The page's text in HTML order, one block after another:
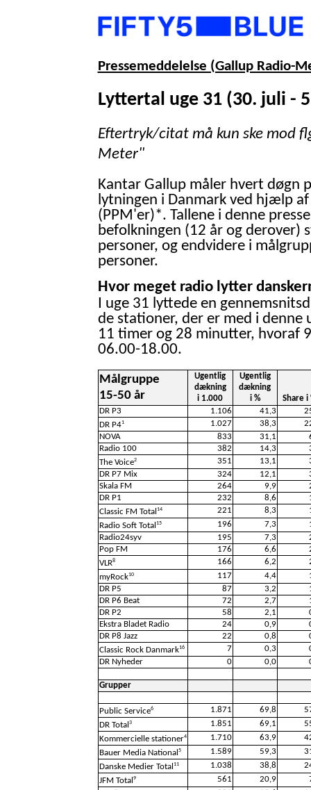
Pressemeddelelse (Gallup Radio-
Lyttertal uge 31 (30. juli -
Eftertryk/citat må kun ske mod
Meter"
Kantar Gallup måler hvert døgn
lytningen i Danmark ved hjælp
(PPM'er)*. Tallene i denne
befolkningen (12 år og derover)
personer, og endvidere i
personer.
Hvor meget radio lytter
I uge 31 lyttede en
de stationer, der er med i denne
11 timer og 28 minutter, hvoraf
06.00-18.00.
Målgruppe
15-50 år
Ugentlig
dækning
i 1.000
Ugentlig
dækning
i %
Share i
DR P3
1.106 41,3
DR P41 1.027 38,3
NOVA
833 31,1
Radio 100
382 14,3
The Voice2 351 13,1
DR P7 Mix
324 12,1
Skala FM
264 9,9
DR P1
232 8,6
Classic FM Total 14 221 8,3
Radio Soft Total 15 196 7,3
Radio24syv
195 7,3
Pop FM
176 6,6
VLR8 166 6,2
myRock10 117 4,4
DR P5
87 3,2
DR P6 Beat
72 2,7
DR P2
58 2,1
Ekstra Bladet Radio
24 0,9
DR P8 Jazz
22 0,8
Classic Rock Danmark16 7 0,3
DR Nyheder
0 0,0
Grupper
Public Service6 1.871 69,8
DR Total 3 1.851 69,1
Kommercielle stationer4 1.710 63,9
Bauer Media National 5 1.589 59,3
Danske Medier Total 11 1.038 38,8
JFM Total 9 561 20,9